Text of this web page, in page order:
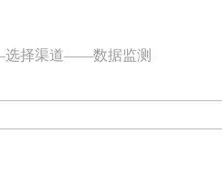
择渠道——数据监测